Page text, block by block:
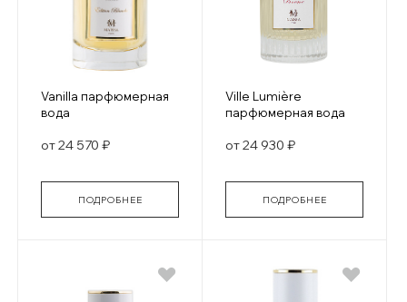
Vanilla парфюмерная
вода
от 24 570 ₽
ПОДРОБНЕЕ
Ville Lumière
парфюмерная вода
от 24 930 ₽
ПОДРОБНЕЕ